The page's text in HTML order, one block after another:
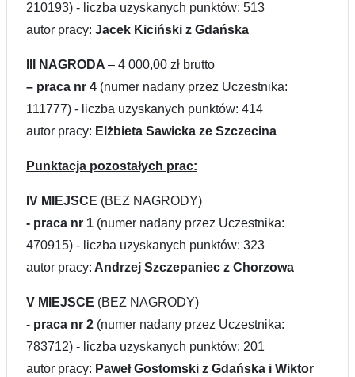
210193) - liczba uzyskanych punktów: 513
autor pracy: Jacek Kiciński z Gdańska
III NAGRODA – 4 000,00 zł brutto
– praca nr 4 (numer nadany przez Uczestnika:
111777) - liczba uzyskanych punktów: 414
autor pracy: Elżbieta Sawicka ze Szczecina
Punktacja pozostałych prac:
IV MIEJSCE (BEZ NAGRODY)
- praca nr 1 (numer nadany przez Uczestnika:
470915) - liczba uzyskanych punktów: 323
autor pracy: Andrzej Szczepaniec z Chorzowa
V MIEJSCE (BEZ NAGRODY)
- praca nr 2 (numer nadany przez Uczestnika:
783712) - liczba uzyskanych punktów: 201
autor pracy: Paweł Gostomski z Gdańska i Wiktor